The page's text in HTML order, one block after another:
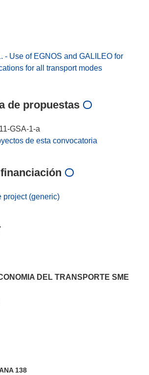
- Use of EGNOS and GALILEO for
for all transport modes
de propuestas
GSA-1-a
de esta convocatoria
project (generic)
DEL TRANSPORTE SME
138